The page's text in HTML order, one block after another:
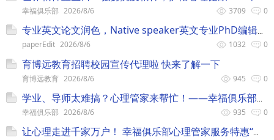
0
3709
幸福俱乐部 2026/8/6
专业英文论文润色，Native speaker英文专业PhD编辑，留学咨询
0
1032
paperEdit 2026/8/6
育博远教育招聘校园宣传代理啦 快来了解一下
0
945
育博远教育 2026/8/6
0
935
幸福俱乐部 2026/8/6
让心理走进千家万户！ 幸福俱乐部心理管家服务特惠“七日谈”——八月上新！